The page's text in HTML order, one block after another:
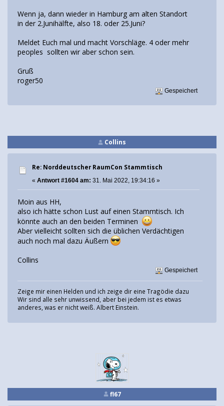
Wenn ja, dann wieder in Hamburg am alten Standort
in der 2.Junihälfte, also 18. oder 25.Juni?
Meldet Euch mal und macht Vorschläge. 4 oder mehr
peoples sollten wir aber schon sein.
Gruß
roger50
Gespeichert
Collins
Re: Norddeutscher RaumCon Stammtisch
« Antwort #1604 am: 31. Mai 2022, 19:34:16 »
Moin aus HH,
also ich hätte schon Lust auf einen Stammtisch. Ich
könnte auch an den beiden Terminen
Aber vielleicht sollten sich die üblichen Verdächtigen
auch noch mal dazu Äußern
Collins
Gespeichert
Zeige mir einen Helden und ich zeige dir eine Tragödie dazu
Wir sind alle sehr unwissend, aber bei jedem ist es etwas
anderes, was er nicht weiß. Albert Einstein.
fl67